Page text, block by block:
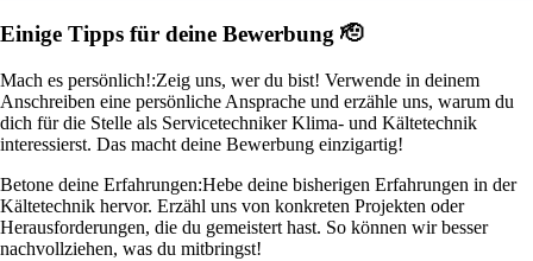
Einige Tipps für deine Bewerbung 🫡
Mach es persönlich!:Zeig uns, wer du bist! Verwende in deinem
Anschreiben eine persönliche Ansprache und erzähle uns, warum du
dich für die Stelle als Servicetechniker Klima- und Kältetechnik
interessierst. Das macht deine Bewerbung einzigartig!
Betone deine Erfahrungen:Hebe deine bisherigen Erfahrungen in der
Kältetechnik hervor. Erzähl uns von konkreten Projekten oder
Herausforderungen, die du gemeistert hast. So können wir besser
nachvollziehen, was du mitbringst!